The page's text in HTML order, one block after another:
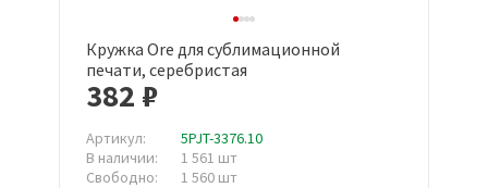
Кружка Ore для сублимационной
печати, серебристая
382 ₽
Артикул:
5PJT-3376.10
В наличии:
1 561 шт
Свободно:
1 560 шт